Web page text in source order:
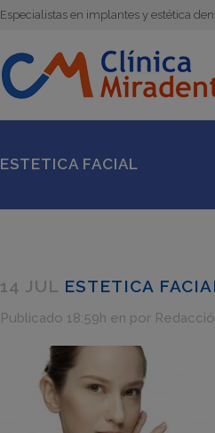
Especialistas en implantes y estética
ESTETICA FACIAL
14 JUL ESTETICA
Publicado 18:59h en por